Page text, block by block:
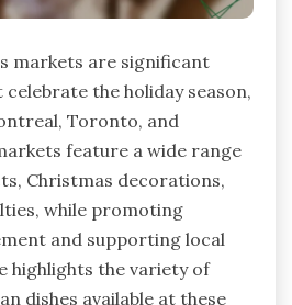
markets are significant
the holiday season,
Toronto, and
feature a wide range
Christmas decorations,
while promoting
and supporting local
highlights the variety of
dishes available at these